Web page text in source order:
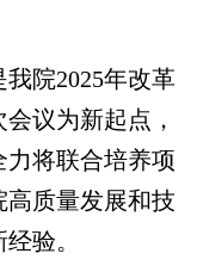
院2025年改革
议为新起点，
将联合培养项
高质量发展和技
验。